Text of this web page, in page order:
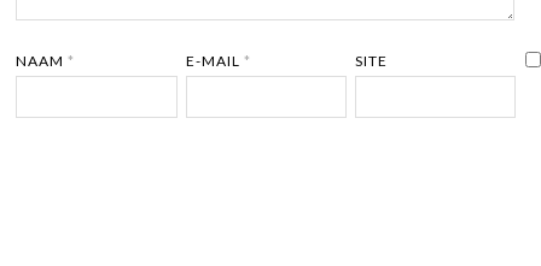
NAAM * E-MAIL * SITE